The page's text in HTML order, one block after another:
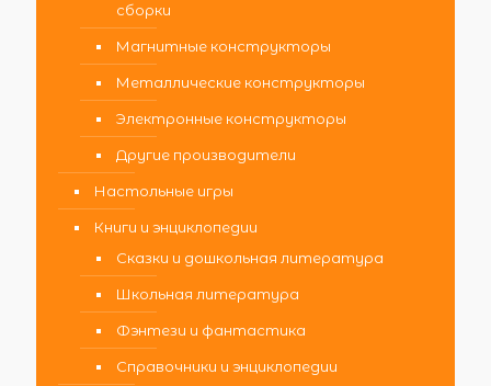
сборки
Магнитные конструкторы
Металлические конструкторы
Электронные конструкторы
Другие производители
Настольные игры
Книги и энциклопедии
Сказки и дошкольная литература
Школьная литература
Фэнтези и фантастика
Справочники и энциклопедии